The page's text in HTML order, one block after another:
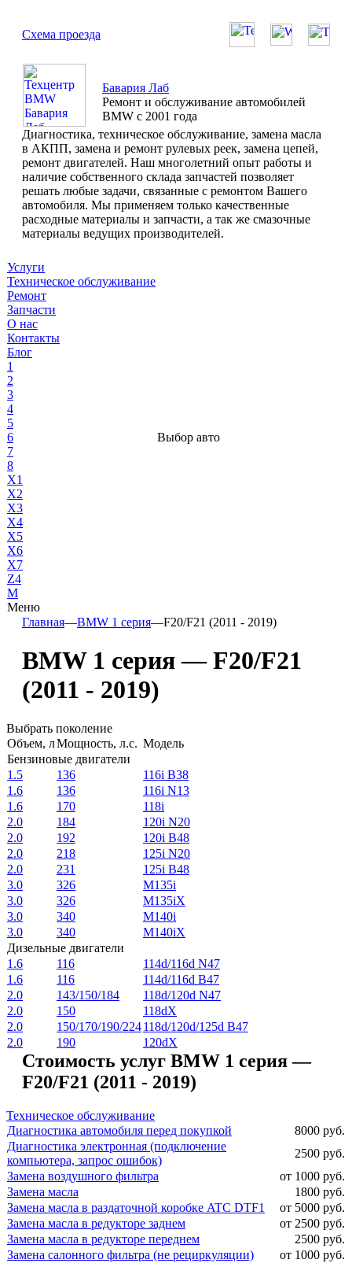
Схема проезда
Бавария Лаб
Ремонт и обслуживание автомобилей
BMW с 2001 года
Диагностика, техническое обслуживание, замена масла
в АКПП, замена и ремонт рулевых реек, замена цепей,
ремонт двигателей. Наш многолетний опыт работы и
наличие собственного склада запчастей позволяет
решать любые задачи, связанные с ремонтом Вашего
автомобиля. Мы применяем только качественные
расходные материалы и запчасти, а так же смазочные
материалы ведущих производителей.
Услуги
Техническое обслуживание
Ремонт
Запчасти
О нас
Контакты
Блог
1
2
3
4
5
6
7
8
X1
X2
X3
X4
X5
X6
X7
Z4
М
Меню
Выбор авто
Главная—BMW 1 серия—F20/F21 (2011 - 2019)
BMW 1 серия — F20/F21
(2011 - 2019)
Выбрать поколение
Объем, лМощность, л.с. Модель
Бензиновые двигатели
1.5
136
116i B38
1.6
136
116i N13
1.6
170
118i
2.0
184
120i N20
2.0
192
120i B48
2.0
218
125i N20
2.0
231
125i B48
3.0
326
M135i
3.0
326
M135iX
3.0
340
M140i
3.0
340
M140iX
Дизельные двигатели
1.6
116
114d/116d N47
1.6
116
114d/116d B47
2.0
143/150/184
118d/120d N47
2.0
150
118dX
2.0
150/170/190/224118d/120d/125d B47
2.0
190 120dX
Стоимость услуг BMW 1 серия —
F20/F21 (2011 - 2019)
Техническое обслуживание
Диагностика автомобиля перед покупкой
8000 руб.
Диагностика электронная (подключение
компьютера, запрос ошибок)
2500 руб.
Замена воздушного фильтра
от 1000 руб.
Замена масла
1800 руб.
Замена масла в раздаточной коробке ATC DTF1
от 5000 руб.
Замена масла в редукторе заднем
от 2500 руб.
Замена масла в редукторе переднем
2500 руб.
Замена салонного фильтра (не рециркуляции)
от 1000 руб.